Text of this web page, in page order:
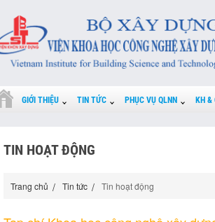
GIỚI THIỆU TIN TỨC PHỤC VỤ QLNN KH &
TIN HOẠT ĐỘNG
Trang chủ Tin tức Tin hoạt động